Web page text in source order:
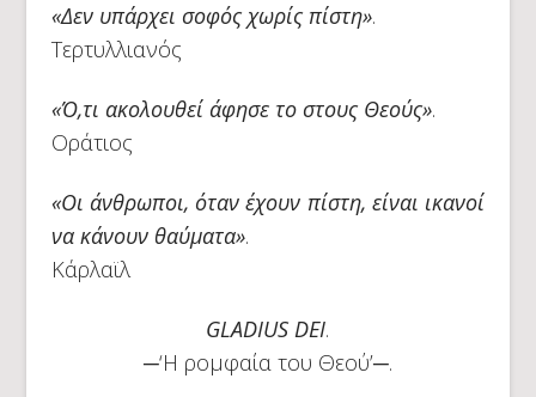
«Δεν υπάρχει σοφός χωρίς πίστη».
Τερτυλλιανός
«Ό,τι ακολουθεί άφησε το στους Θεούς».
Οράτιος
«Οι άνθρωποι, όταν έχουν πίστη, είναι ικανοί
να κάνουν θαύματα».
Κάρλαϊλ
GLADIUS DEI.
─‘Η ρομφαία του Θεού’─.